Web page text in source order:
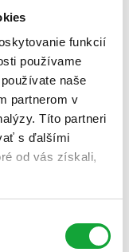
funkcií
používame
naše
partnerom v
Títo partneri
s ďalšími
od vás získali,